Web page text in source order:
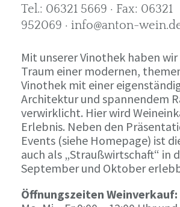
Tel.: 06321 5669 · Fax: 06321
952069 · info@anton-
Mit unserer Vinothek haben wir
Traum einer modernen,
Vinothek mit einer
Architektur und spannendem
verwirklicht. Hier wird
Erlebnis. Neben den
Events (siehe Homepage) ist
auch als „Straußwirtschaft“ in
September und Oktober
Öffnungszeiten Weinverkauf: